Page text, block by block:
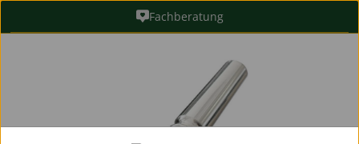
Zum Hauptinhalt springenFachberatung